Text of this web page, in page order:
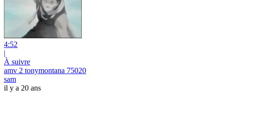
4:52
|
À suivre
amv 2 tonymontana 75020
sam
il y a 20 ans